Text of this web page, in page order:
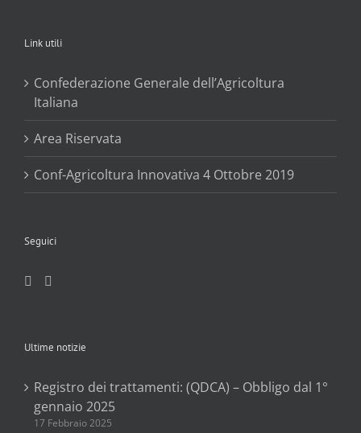
Link utili
Confederazione Generale dell’Agricoltura
Italiana
Area Riservata
Conf-Agricoltura Innovativa 4 Ottobre 2019
Seguici
Ultime notizie
Registro dei trattamenti: (QDCA) – Obbligo dal 1°
gennaio 2025
17 Febbraio 2025